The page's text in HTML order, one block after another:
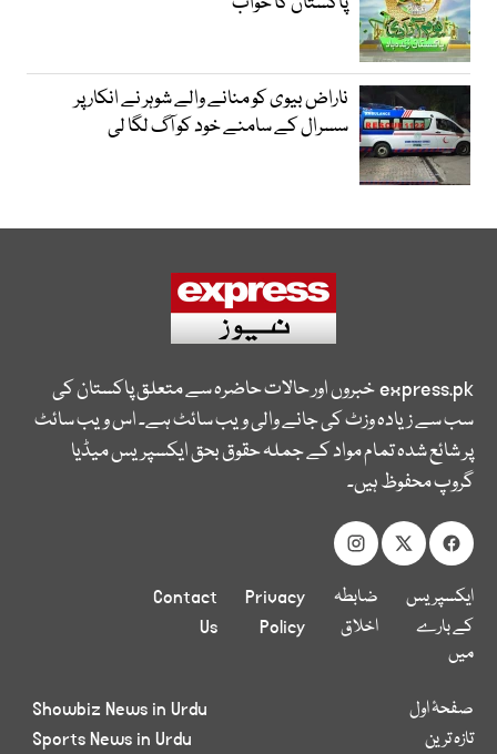
ناراض بیوی کو منانے والے شوہر نے انکار پر
سسرال کے سامنے خود کو آگ لگا لی
express.pkخبروں اور حالات حاضرہ سے متعلق پاکستان کی
سب سے زیادہ وزٹ کی جانے والی ویب سائٹ ہے۔ اس ویب سائٹ
پر شائع شدہ تمام مواد کے جملہ حقوق بحق ایکسپریس میڈیا
گروپ محفوظ ہیں۔
ایکسپریس
کے بارے
میں
ضابطہ
اخلاق
Privacy
Policy
Contact
Us
صفحۂ اول
تازہ ترین
Showbiz News in Urdu
Sports News in Urdu